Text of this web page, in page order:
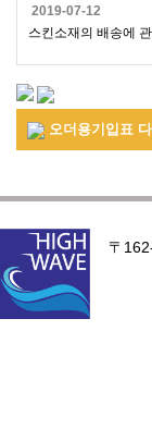
2019-07-12
스킨소재의 배송에
오더용기입표
〒